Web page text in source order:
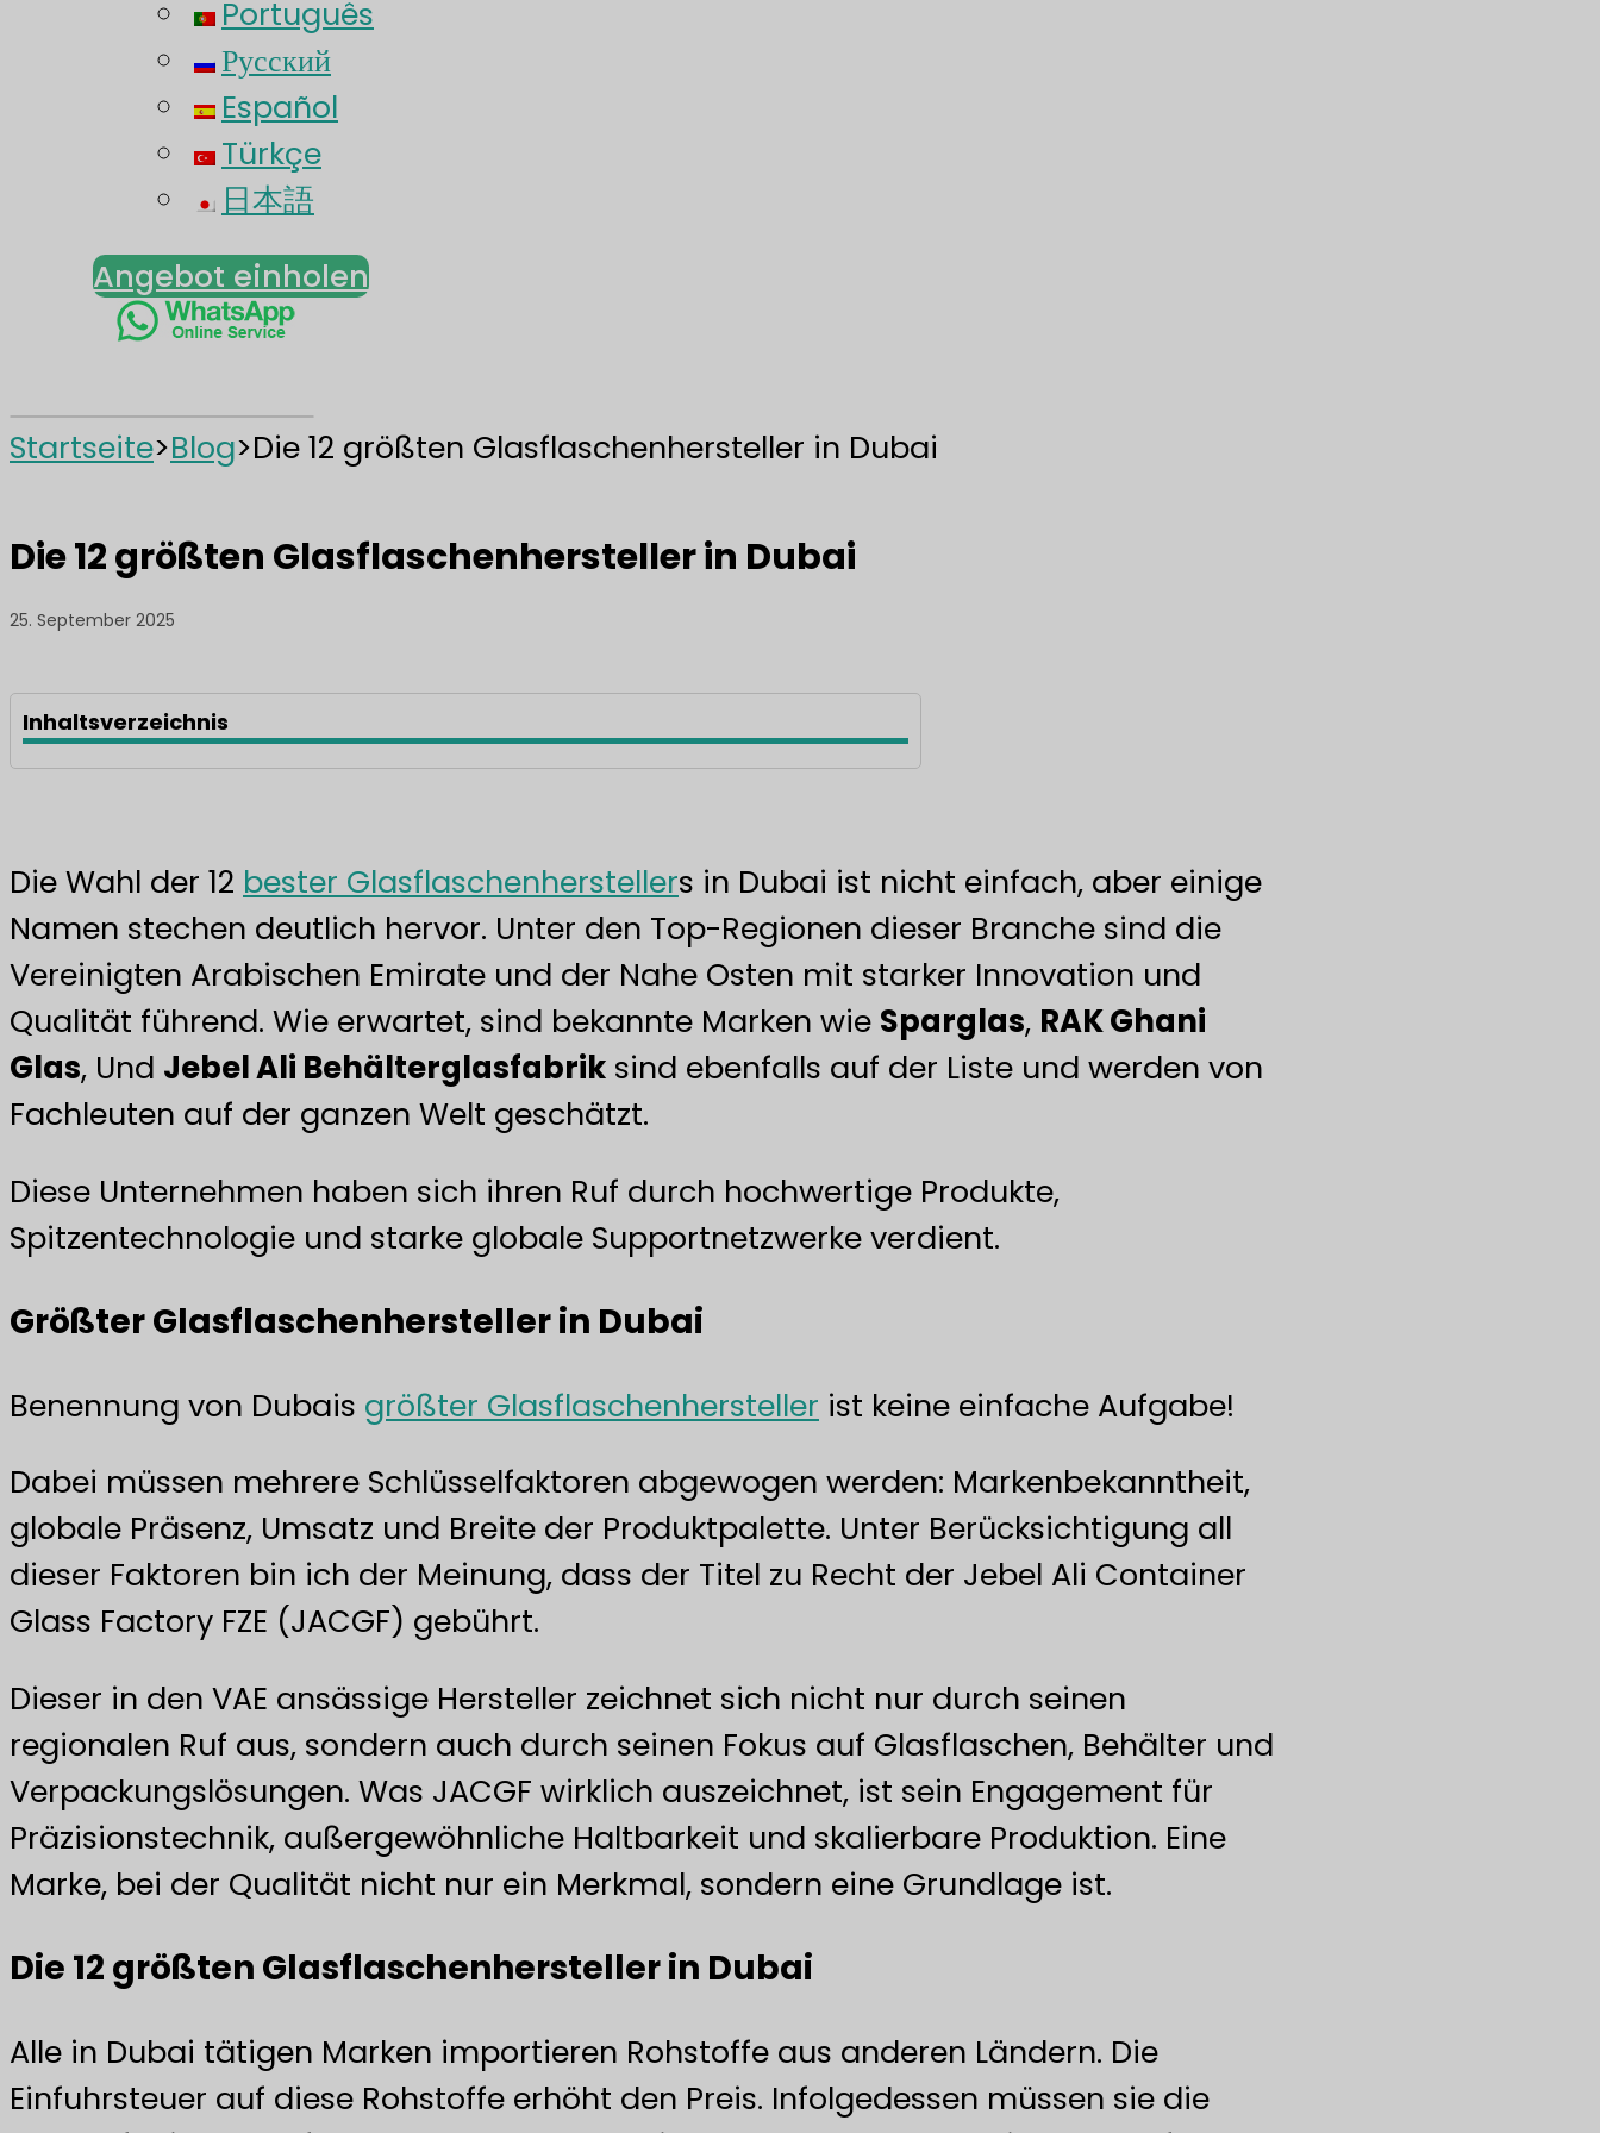
Português
Русский
Español
Türkçe
日本語
Angebot einholen
Startseite>Blog>Die 12 größten Glasflaschenhersteller in Dubai
Die 12 größten Glasflaschenhersteller in Dubai
25. September 2025
Inhaltsverzeichnis
Die Wahl der 12 bester Glasflaschenherstellers in Dubai ist nicht einfach, aber einige
Namen stechen deutlich hervor. Unter den Top-Regionen dieser Branche sind die
Vereinigten Arabischen Emirate und der Nahe Osten mit starker Innovation und
Qualität führend. Wie erwartet, sind bekannte Marken wie Sparglas, RAK Ghani
Glas, Und Jebel Ali Behälterglasfabrik sind ebenfalls auf der Liste und werden von
Fachleuten auf der ganzen Welt geschätzt.
Diese Unternehmen haben sich ihren Ruf durch hochwertige Produkte,
Spitzentechnologie und starke globale Supportnetzwerke verdient.
Größter Glasflaschenhersteller in Dubai
Benennung von Dubais größter Glasflaschenhersteller ist keine einfache Aufgabe!
Dabei müssen mehrere Schlüsselfaktoren abgewogen werden: Markenbekanntheit,
globale Präsenz, Umsatz und Breite der Produktpalette. Unter Berücksichtigung all
dieser Faktoren bin ich der Meinung, dass der Titel zu Recht der Jebel Ali Container
Glass Factory FZE (JACGF) gebührt.
Dieser in den VAE ansässige Hersteller zeichnet sich nicht nur durch seinen
regionalen Ruf aus, sondern auch durch seinen Fokus auf Glasflaschen, Behälter und
Verpackungslösungen. Was JACGF wirklich auszeichnet, ist sein Engagement für
Präzisionstechnik, außergewöhnliche Haltbarkeit und skalierbare Produktion. Eine
Marke, bei der Qualität nicht nur ein Merkmal, sondern eine Grundlage ist.
Die 12 größten Glasflaschenhersteller in Dubai
Alle in Dubai tätigen Marken importieren Rohstoffe aus anderen Ländern. Die
Einfuhrsteuer auf diese Rohstoffe erhöht den Preis. Infolgedessen müssen sie die